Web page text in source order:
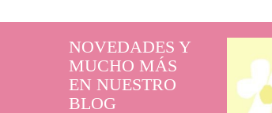
NOVEDADES Y
MUCHO MÁS
EN NUESTRO
BLOG